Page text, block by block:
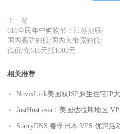
上一篇
618全民年中购物节：江苏捷联/
国内高防独服/国内大带宽独服/
低价/充618元抵1000元
相关推荐
NovixLink美国双ISP原生住宅IP
JustHost.asia：美国达拉斯地区
StarryDNS 春季日本 VPS 优惠活